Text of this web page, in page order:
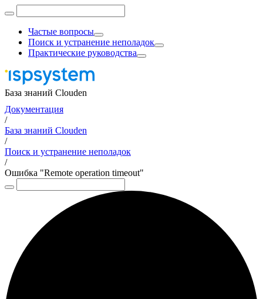
Частые вопросы
Поиск и устранение неполадок
Практические руководства
База знаний Clouden
Документация
/
База знаний Clouden
/
Поиск и устранение неполадок
/
Ошибка "Remote operation timeout"